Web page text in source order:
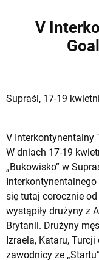
V
Supraśl, 17-19
V Interkontynentalny
W dniach 17-19
„Bukowisko” w
się tutaj corocznie
wystąpiły drużyny z
Brytanii. Drużyny
Izraela, Kataru,
zawodnicy ze